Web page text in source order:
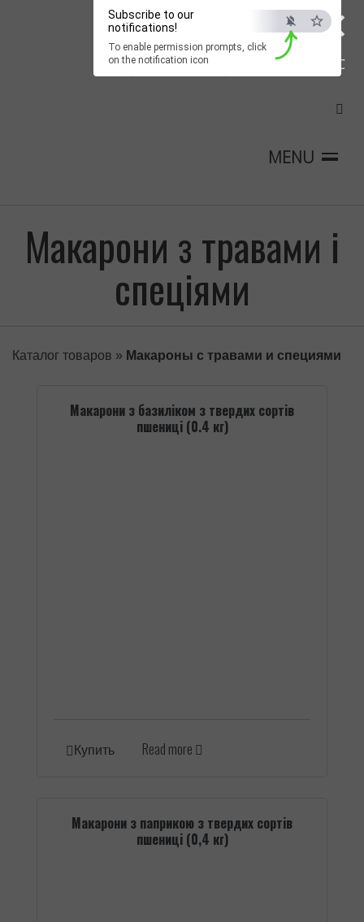
×
ESC
Subscribe to our
notifications!
To enable permission prompts, click
on the notification icon
MENU
Макарони з травами і
спеціями
Каталог товаров » Макароны с травами и специями
Макарони з базиліком з твердих сортів
пшениці (0.4 кг)
Купить Read more
Макарони з паприкою з твердих сортів
пшениці (0,4 кг)